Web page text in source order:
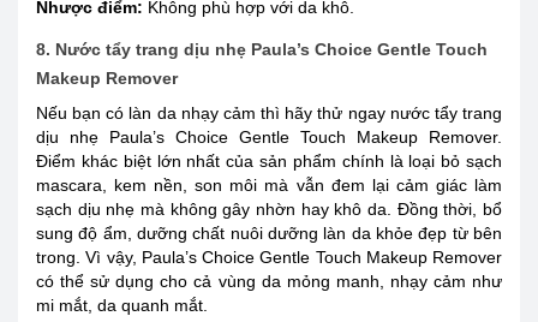
Nhược điểm: Không phù hợp với da khô.
8. Nước tẩy trang dịu nhẹ Paula’s Choice Gentle Touch
Makeup Remover
Nếu bạn có làn da nhạy cảm thì hãy thử ngay nước tẩy trang
dịu nhẹ Paula’s Choice Gentle Touch Makeup Remover.
Điểm khác biệt lớn nhất của sản phẩm chính là loại bỏ sạch
mascara, kem nền, son môi mà vẫn đem lại cảm giác làm
sạch dịu nhẹ mà không gây nhờn hay khô da. Đồng thời, bổ
sung độ ẩm, dưỡng chất nuôi dưỡng làn da khỏe đẹp từ bên
trong. Vì vậy, Paula’s Choice Gentle Touch Makeup Remover
có thể sử dụng cho cả vùng da mỏng manh, nhạy cảm như
mi mắt, da quanh mắt.